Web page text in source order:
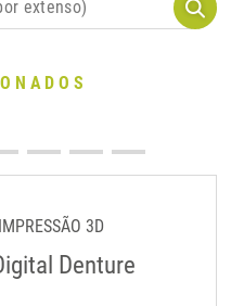
3D
Denture